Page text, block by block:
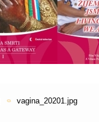
vagina_20201.jpg